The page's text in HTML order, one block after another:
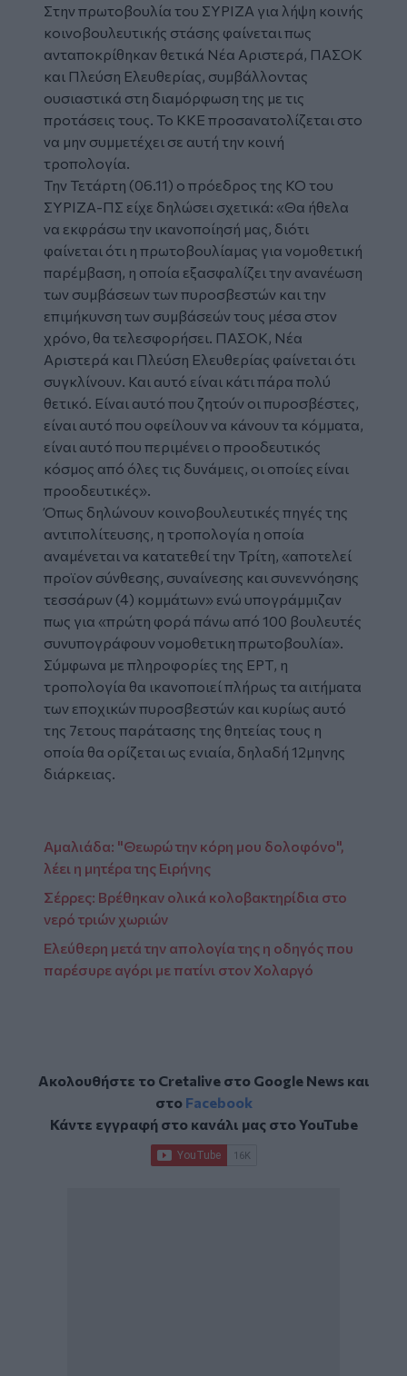
Στην πρωτοβουλία του ΣΥΡΙΖΑ για λήψη κοινής
κοινοβουλευτικής στάσης φαίνεται πως
ανταποκρίθηκαν θετικά Νέα Αριστερά, ΠΑΣΟΚ
και Πλεύση Ελευθερίας, συμβάλλοντας
ουσιαστικά στη διαμόρφωση της με τις
προτάσεις τους. Το ΚΚΕ προσανατολίζεται στο
να μην συμμετέχει σε αυτή την κοινή
τροπολογία.
Την Τετάρτη (06.11) ο πρόεδρος της ΚΟ του
ΣΥΡΙΖΑ-ΠΣ είχε δηλώσει σχετικά: «Θα ήθελα
να εκφράσω την ικανοποίησή μας, διότι
φαίνεται ότι η πρωτοβουλίαμας για νομοθετική
παρέμβαση, η οποία εξασφαλίζει την ανανέωση
των συμβάσεων των πυροσβεστών και την
επιμήκυνση των συμβάσεών τους μέσα στον
χρόνο, θα τελεσφορήσει. ΠΑΣΟΚ, Νέα
Αριστερά και Πλεύση Ελευθερίας φαίνεται ότι
συγκλίνουν. Και αυτό είναι κάτι πάρα πολύ
θετικό. Είναι αυτό που ζητούν οι πυροσβέστες,
είναι αυτό που οφείλουν να κάνουν τα κόμματα,
είναι αυτό που περιμένει ο προοδευτικός
κόσμος από όλες τις δυνάμεις, οι οποίες είναι
προοδευτικές».
Όπως δηλώνουν κοινοβουλευτικές πηγές της
αντιπολίτευσης, η τροπολογία η οποία
αναμένεται να κατατεθεί την Τρίτη, «αποτελεί
προϊον σύνθεσης, συναίνεσης και συνεννόησης
τεσσάρων (4) κομμάτων» ενώ υπογράμμιζαν
πως για «πρώτη φορά πάνω από 100 βουλευτές
συνυπογράφουν νομοθετικη πρωτοβουλία».
Σύμφωνα με πληροφορίες της ΕΡΤ, η
τροπολογία θα ικανοποιεί πλήρως τα αιτήματα
των εποχικών πυροσβεστών και κυρίως αυτό
της 7ετους παράτασης της θητείας τους η
οποία θα ορίζεται ως ενιαία, δηλαδή 12μηνης
διάρκειας.
Αμαλιάδα: "Θεωρώ την κόρη μου δολοφόνο",
λέει η μητέρα της Ειρήνης
Σέρρες: Βρέθηκαν ολικά κολοβακτηρίδια στο
νερό τριών χωριών
Ελεύθερη μετά την απολογία της η οδηγός που
παρέσυρε αγόρι με πατίνι στον Χολαργό
Ακολουθήστε το Cretalive στο Google Newsκαι
στο Facebook
Κάντε εγγραφή στο κανάλι μας στοYouTube